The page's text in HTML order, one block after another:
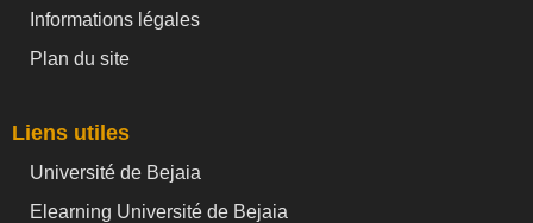
Informations légales
Plan du site
Liens utiles
Université de Bejaia
Elearning Université de Bejaia